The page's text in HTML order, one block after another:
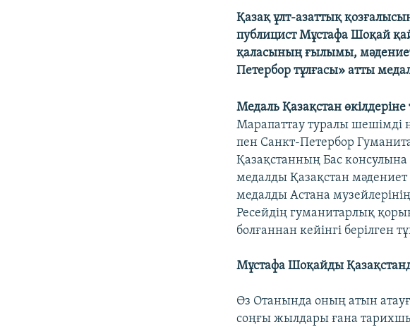
Қазақ ұлт-азаттық
публицист Мұстафа Шоқай
қаласының ғылымы,
Петербор тұлғасы» атты
Медаль Қазақстан
Марапаттау туралы шешімді
пен Санкт-Петербор
Қазақстанның Бас
медалды Қазақстан мәдениет
медалды Астана
Ресейдің гуманитарлық
болғаннан кейінгі берілген
Мұстафа Шоқайды
Өз Отанында оның атын
соңғы жылдары ғана